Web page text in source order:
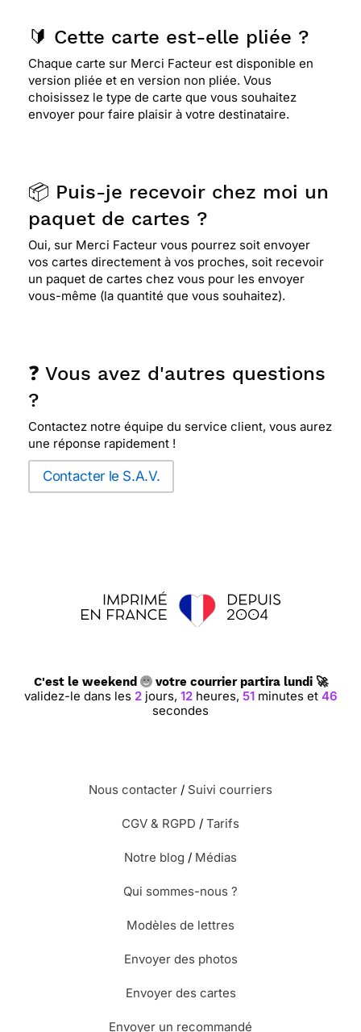
🔰 Cette carte est-elle pliée ?
Chaque carte sur Merci Facteur est disponible en
version pliée et en version non pliée. Vous
choisissez le type de carte que vous souhaitez
envoyer pour faire plaisir à votre destinataire.
📦 Puis-je recevoir chez moi un
paquet de cartes ?
Oui, sur Merci Facteur vous pourrez soit envoyer
vos cartes directement à vos proches, soit recevoir
un paquet de cartes chez vous pour les envoyer
vous-même (la quantité que vous souhaitez).
❓ Vous avez d'autres questions
?
Contactez notre équipe du service client, vous aurez
une réponse rapidement !
Contacter le S.A.V.
C'est le weekend votre courrier partira lundi 🚀
validez-le dans les 2jours, 12heures, 51minutes et 46
secondes
Nous contacter / Suivi courriers
CGV & RGPD / Tarifs
Notre blog / Médias
Qui sommes-nous ?
Modèles de lettres
Envoyer des photos
Envoyer des cartes
Envoyer un recommandé